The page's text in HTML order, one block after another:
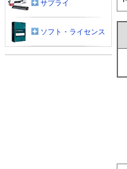
サプライ
ソフト・ライセンス